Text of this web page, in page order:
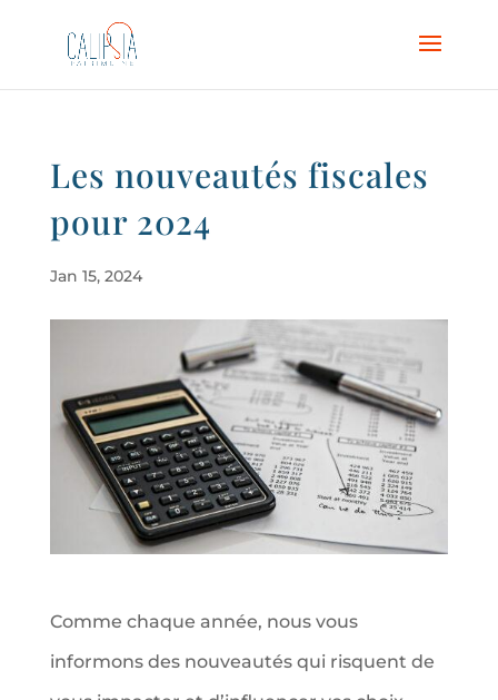
Les nouveautés fiscales
pour 2024
Jan 15, 2024
Comme chaque année, nous vous
informons des nouveautés qui risquent de